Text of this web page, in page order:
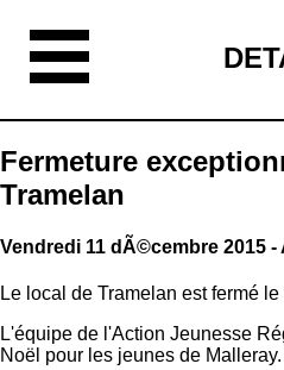
Fermeture
Tramelan
Vendredi 11 dÃ©cembre 2015
Le local de Tramelan est fermé
L'équipe de l'Action Jeunesse
Noël pour les jeunes de Malleray.